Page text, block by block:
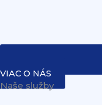
VIAC O NÁS
Naše služby